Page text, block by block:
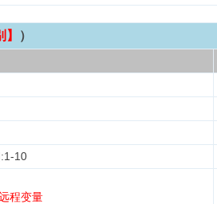
）
10
程变量